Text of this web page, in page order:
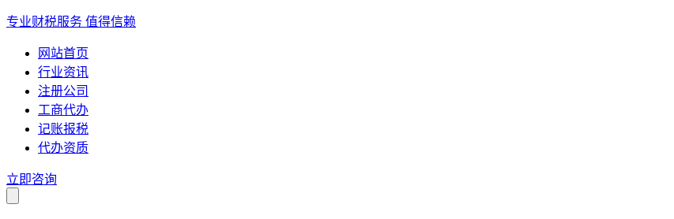
专业财税服务 值得信赖
网站首页
行业资讯
注册公司
工商代办
记账报税
代办资质
立即咨询